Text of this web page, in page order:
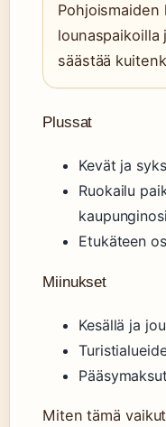
Pohjoismaiden
säästää
Plussat
Kevät ja
Ruokailu
Etukäteen
Miinukset
Kesällä ja
Miten tämä